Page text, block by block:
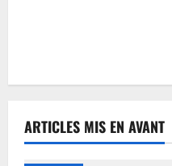
ARTICLES MIS EN AVANT